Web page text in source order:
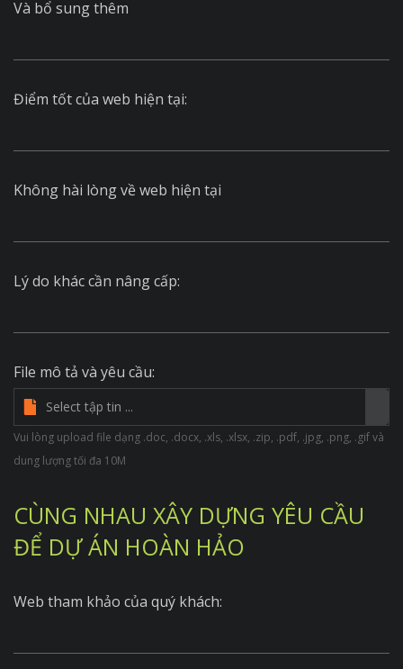
Và bổ sung thêm
Điểm tốt của web hiện tại:
Không hài lòng về web hiện tại
Lý do khác cần nâng cấp:
File mô tả và yêu cầu:
Vui lòng upload file dạng .doc, .docx, .xls, .xlsx, .zip, .pdf, .jpg, .png, .gif và
dung lượng tối đa 10M
CÙNG NHAU XÂY DỰNG YÊU CẦU
ĐỂ DỰ ÁN HOÀN HẢO
Web tham khảo của quý khách: